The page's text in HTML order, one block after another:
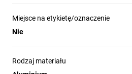
Miejsce na etykietę/oznaczenie
Nie
Rodzaj materiału